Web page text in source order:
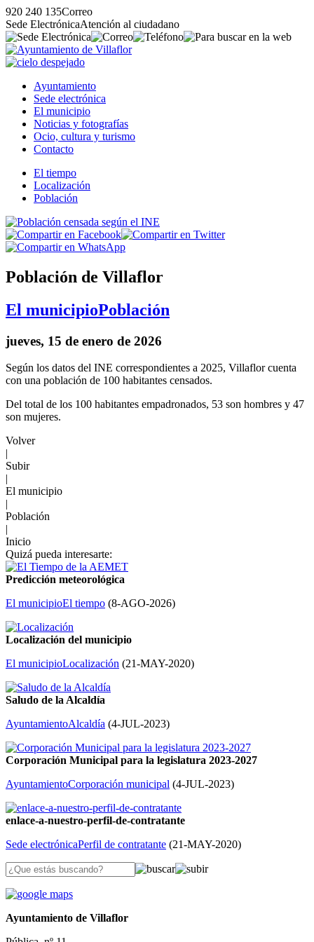
920 240 135Correo
Sede ElectrónicaAtención al ciudadano
Ayuntamiento
Sede electrónica
El municipio
Noticias y fotografías
Ocio, cultura y turismo
Contacto
El tiempo
Localización
Población
Población de Villaflor
El municipioPoblación
jueves, 15 de enero de 2026
Según los datos del INE correspondientes a 2025, Villaflor cuenta
con una población de 100 habitantes censados.
Del total de los 100 habitantes empadronados, 53 son hombres y 47
son mujeres.
Volver
|
Subir
|
El municipio
|
Población
|
Inicio
Quizá pueda interesarte:
Predicción meteorológica
El municipioEl tiempo (8-AGO-2026)
Localización del municipio
El municipioLocalización (21-MAY-2020)
Saludo de la Alcaldía
AyuntamientoAlcaldía (4-JUL-2023)
Corporación Municipal para la legislatura 2023-2027
AyuntamientoCorporación municipal (4-JUL-2023)
enlace-a-nuestro-perfil-de-contratante
Sede electrónicaPerfil de contratante (21-MAY-2020)
Ayuntamiento de Villaflor